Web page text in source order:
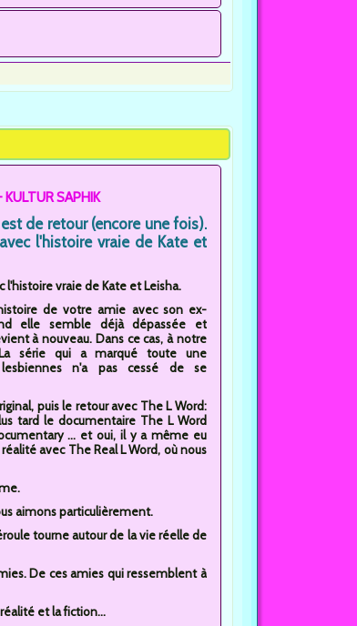
SAPHIK
de retour (encore une fois).
l'histoire vraie de Kate et
l'histoire vraie de Kate et Leisha.
de votre amie avec son ex-
elle semble déjà dépassée et
à nouveau. Dans ce cas, à notre
série qui a marqué toute une
n'a pas cessé de se
puis le retour avec The L Word:
tard le documentaire The L Word
... et oui, il y a même eu
avec The Real L Word, où nous
aimons particulièrement.
tourne autour de la vie réelle de
De ces amies qui ressemblent à
et la fiction...